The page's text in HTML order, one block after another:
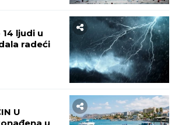
ljudi u
radeći
U